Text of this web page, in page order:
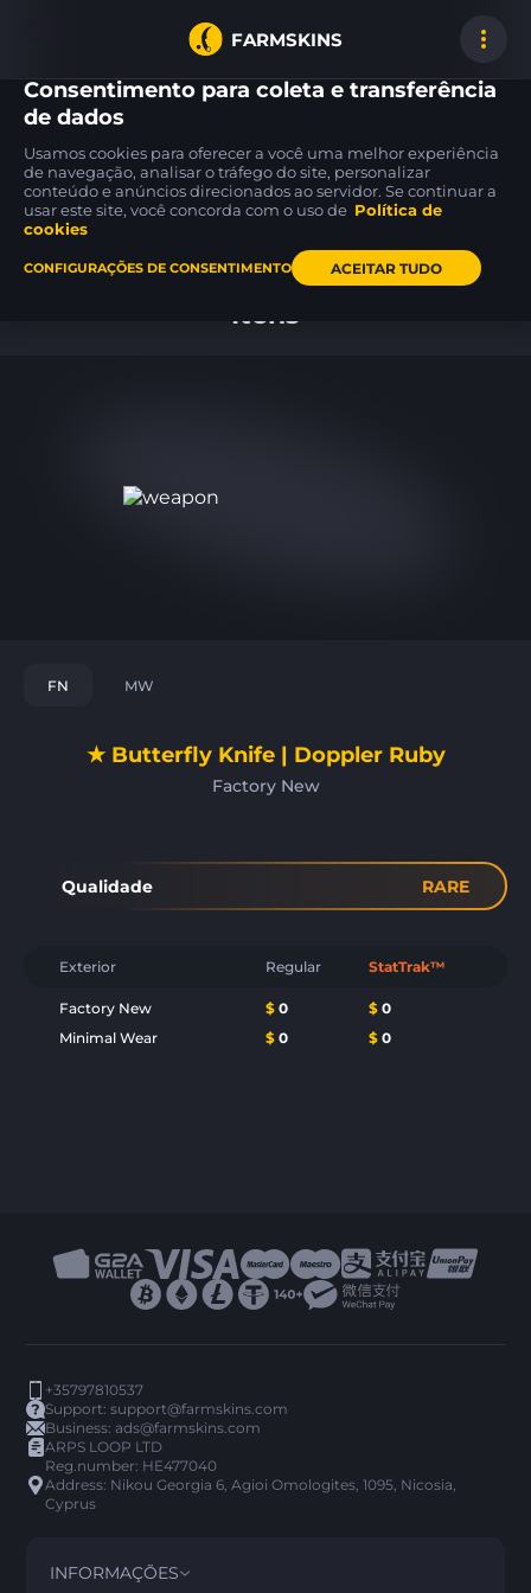
FARMSKINS
9
M4A4
Zubastick BS 9
Desert Eagle
Meteorite MW
SSG 08
Abyss
Itens
FN MW
★ Butterfly Knife | Doppler Ruby
Factory New
Qualidade RARE
Exterior Regular StatTrak™
Factory New $ 0 $ 0
Minimal Wear
$ 0 $ 0
+35797810537
Support:support@farmskins.com
Business:ads@farmskins.com
ARPS LOOP LTD
Reg.number: HE477040
Address: Nikou Georgia 6, Agioi Omologites, 1095, Nicosia,
Cyprus
INFORMAÇÕES
Consentimento para coleta e transferência
de dados
Usamos cookies para oferecer a você uma melhor experiência
de navegação, analisar o tráfego do site, personalizar
conteúdo e anúncios direcionados ao servidor. Se continuar a
usar este site, você concorda com o uso de Política de
cookies
CONFIGURAÇÕES DE CONSENTIMENTO ACEITAR TUDO